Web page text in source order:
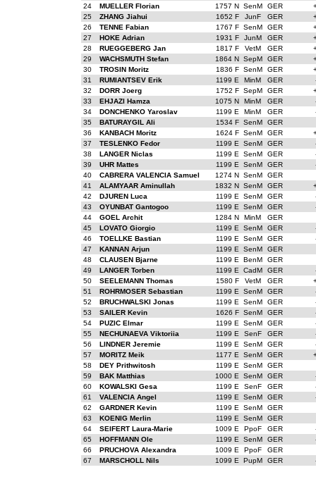
24
MUELLER Florian 1757 N SenM GER
25
ZHANG Jiahui 1652 F JunF GER
26
TENNE Fabian 1767 F SenM GER
27
HOKE Adrian 1931 F JunM GER
28
RUEGGEBERG Jan 1817 F VetM GER
29
WACHSMUTH Stefan 1864 N SepM GER
30
TROSIN Moritz 1836 F SenM GER
31
RUMIANTSEV Erik 1199 E MinM GER
32
DORR Joerg 1752 F SepM GER
33
EHJAZI Hamza 1075 N MinM GER
34
DONCHENKO Yaroslav 1199 E MinM GER
35
BATURAYGIL Ali 1534 F SenM
GER
36
KANBACH Moritz 1624 F SenM GER
37
TESLENKO Fedor 1199 E SenM GER
38
LANGER Niclas 1199 E SenM GER
39
UHR Mattes 1199 E SenM GER
40
CABRERA VALENCIA Samuel 1274 N SenM
GER
41
ALAMYAAR Aminullah 1832 N SenM GER
42
DJUREN Luca 1199 E SenM GER
43
OYUNBAT Gantogoo 1199 E SenM GER
44
GOEL Archit 1284 N MinM
GER
45
LOVATO Giorgio 1199 E SenM GER
46
TOELLKE Bastian 1199 E SenM GER
47
KANNAN Arjun 1199 E SenM
GER
48
CLAUSEN Bjarne 1199 E BenM
GER
49
LANGER Torben 1199 E CadM GER
50
SEELEMANN Thomas 1580 F VetM GER
51
ROHRMOSER Sebastian 1199 E SenM GER
52
BRUCHWALSKI Jonas 1199 E SenM GER
53
SAILER Kevin 1626 F SenM GER
54
PUZIC Elmar 1199 E SenM GER
55
NECHUNAEVA Viktoriia 1199 E SenF GER
56
LINDNER Jeremie 1199 E SenM GER
57
MORITZ Meik 1177 E SenM GER
58
DEY Prithwitosh 1199 E SenM
GER
59
BAK Matthias 1000 E SenM GER
60
KOWALSKI Gesa 1199 E SenF GER
61
VALENCIA Angel 1199 E SenM GER
62
GARDNER Kevin 1199 E SenM
GER
63
KOENIG Merlin 1199 E SenM
GER
64
SEIFERT Laura-Marie 1009 E PpoF GER
65
HOFFMANN Ole 1199 E SenM GER
66
PRUCHOVA Alexandra 1009 E PpoF
GER
67
MARSCHOLL Nils 1099 E PupM GER